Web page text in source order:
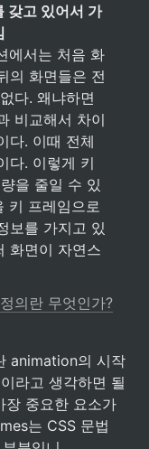
갖고 있어서 가
에서는 처음 화
의 화면들은 전
다. 왜냐하면
비교해서 차이
다. 이때 전체
다. 이렇게 키
을 줄일 수 있
키 프레임으로
보를 가지고 있
화면이 자연스
의란 무엇인가?
animation의 시작
라고 생각하면 될
장 중요한 요소가
는 CSS 문법